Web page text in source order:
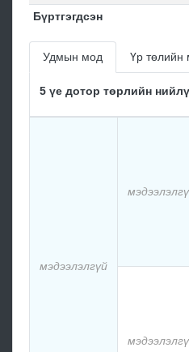
Бүртгэгдсэн
Удмын мод Үр төлийн
5 үе дотор төрлийн
мэдээлэлгүй